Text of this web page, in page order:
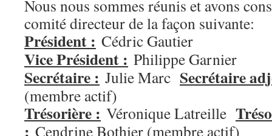
Nous nous sommes réunis et avons
comité directeur de la façon suivante:
Président : Cédric Gautier
Vice Président : Philippe Garnier
Secrétaire : Julie Marc Secrétaire
(membre actif)
Trésorière : Véronique Latreille
: Cendrine Bothier (membre actif)